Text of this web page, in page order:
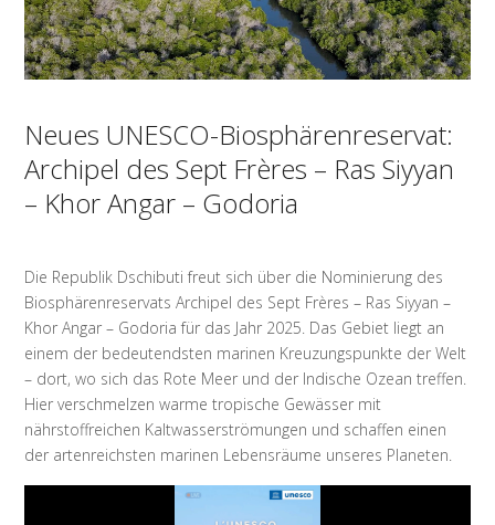
Neues UNESCO-Biosphärenreservat:
Archipel des Sept Frères – Ras Siyyan
– Khor Angar – Godoria
Die Republik Dschibuti freut sich über die Nominierung des
Biosphärenreservats Archipel des Sept Frères – Ras Siyyan –
Khor Angar – Godoria für das Jahr 2025. Das Gebiet liegt an
einem der bedeutendsten marinen Kreuzungspunkte der Welt
– dort, wo sich das Rote Meer und der Indische Ozean treffen.
Hier verschmelzen warme tropische Gewässer mit
nährstoffreichen Kaltwasserströmungen und schaffen einen
der artenreichsten marinen Lebensräume unseres Planeten.